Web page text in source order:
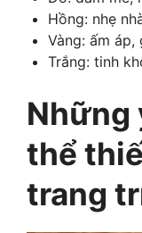
Hồng: nhẹ
Vàng: ấm áp,
Trắng: tinh
Những
thể
trang